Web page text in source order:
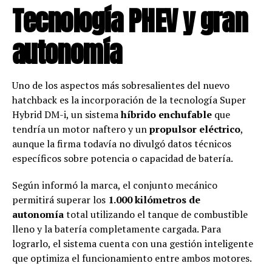
Tecnología PHEV y gran
autonomía
Uno de los aspectos más sobresalientes del nuevo
hatchback es la incorporación de la tecnología Super
Hybrid DM-i, un sistemahíbrido enchufable que
tendría un motor naftero y unpropulsor eléctrico,
aunque la firma todavía no divulgó datos técnicos
específicos sobre potencia o capacidad de batería.
Según informó la marca, el conjunto mecánico
permitirá superar los 1.000 kilómetros de
autonomíatotal utilizando el tanque de combustible
lleno y la batería completamente cargada. Para
lograrlo, el sistema cuenta con una gestión inteligente
que optimiza el funcionamiento entre ambos motores.